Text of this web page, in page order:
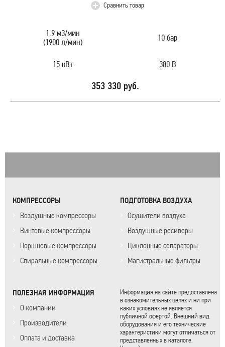
Сравнить товар
1.9 м3/мин
(1900 л/мин)
10 бар
15 кВт 380 В
353 330 руб.
КОМПРЕССОРЫ
Воздушные компрессоры
Винтовые компрессоры
Поршневые компрессоры
Спиральные компрессоры
ПОДГОТОВКА ВОЗДУХА
Осушители воздуха
Воздушные ресиверы
Циклонные сепараторы
Магистральные фильтры
ПОЛЕЗНАЯ ИНФОРМАЦИЯ
О компании
Производители
Оплата и доставка
Информация на сайте предоставлена
в ознакомительных целях и ни при
каких условиях не является
публичной офертой. Внешний вид
оборудования и его технические
характеристики могут отличаться от
представленных в каталоге.